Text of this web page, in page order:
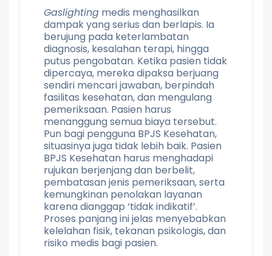
Gaslighting medis menghasilkan
dampak yang serius dan berlapis. Ia
berujung pada keterlambatan
diagnosis, kesalahan terapi, hingga
putus pengobatan. Ketika pasien tidak
dipercaya, mereka dipaksa berjuang
sendiri mencari jawaban, berpindah
fasilitas kesehatan, dan mengulang
pemeriksaan. Pasien harus
menanggung semua biaya tersebut.
Pun bagi pengguna BPJS Kesehatan,
situasinya juga tidak lebih baik. Pasien
BPJS Kesehatan harus menghadapi
rujukan berjenjang dan berbelit,
pembatasan jenis pemeriksaan, serta
kemungkinan penolakan layanan
karena dianggap ‘tidak indikatif’.
Proses panjang ini jelas menyebabkan
kelelahan fisik, tekanan psikologis, dan
risiko medis bagi pasien.